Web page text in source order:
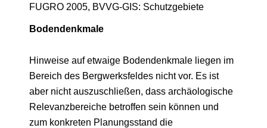
FUGRO 2005, BVVG-GIS: Schutzgebiete
Bodendenkmale
Hinweise auf etwaige Bodendenkmale liegen im
Bereich des Bergwerksfeldes nicht vor. Es ist
aber nicht auszuschließen, dass archäologische
Relevanzbereiche betroffen sein können und
zum konkreten Planungsstand die